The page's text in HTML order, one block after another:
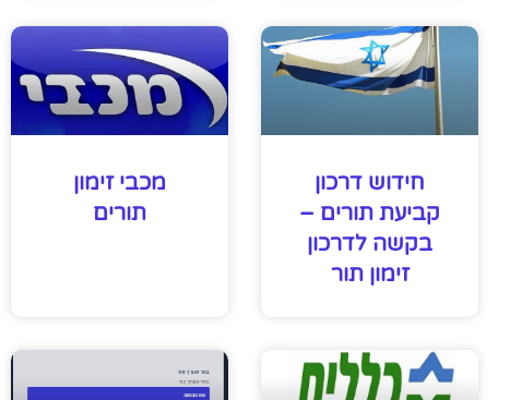
חידוש דרכון
קביעת תורים –
בקשה לדרכון
זימון תור
מכבי זימון
תורים